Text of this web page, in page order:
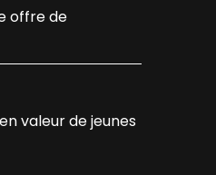
offre de
valeur de jeunes